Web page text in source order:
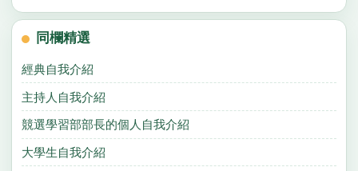
同欄精選
經典自我介紹
主持人自我介紹
競選學習部部長的個人自我介紹
大學生自我介紹